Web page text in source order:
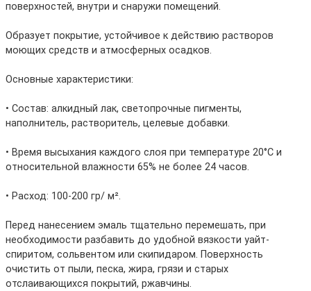
поверхностей, внутри и снаружи помещений.
Образует покрытие, устойчивое к действию растворов
моющих средств и атмосферных осадков.
Основные характеристики:
• Состав: алкидный лак, светопрочные пигменты,
наполнитель, растворитель, целевые добавки.
• Время высыхания каждого слоя при температуре 20°С и
относительной влажности 65% не более 24 часов.
• Расход: 100-200 гр/ м².
Перед нанесением эмаль тщательно перемешать, при
необходимости разбавить до удобной вязкости уайт-
спиритом, сольвентом или скипидаром. Поверхность
очистить от пыли, песка, жира, грязи и старых
отслаивающихся покрытий, ржавчины.